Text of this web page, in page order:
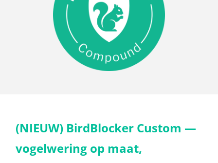
(NIEUW) BirdBlocker Custom —
vogelwering op maat,